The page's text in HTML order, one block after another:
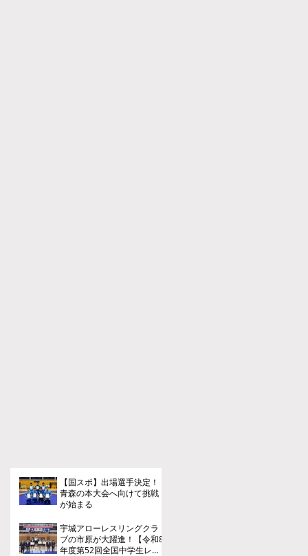
【国スポ】出場選手決定！
青森の本大会へ向けて挑戦
が始まる
宇城アローレスリングクラ
ブの市原が大躍進！【令和8
年度第52回全国中学生レス